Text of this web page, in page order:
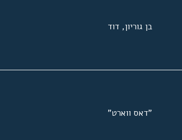
בן גוריון, דוד
"דאס ווארט"